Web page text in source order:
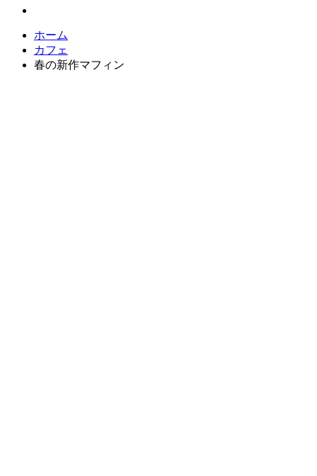
ホーム
カフェ
春の新作マフィン